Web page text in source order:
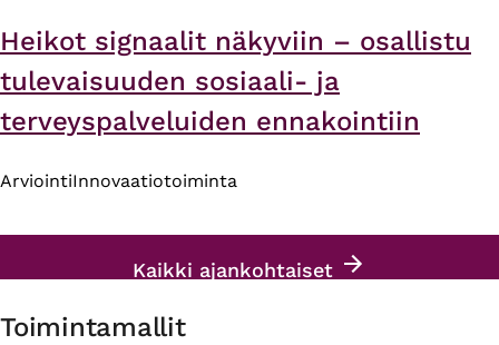
Heikot signaalit näkyviin – osallistu
tulevaisuuden sosiaali- ja
terveyspalveluiden ennakointiin
ArviointiInnovaatiotoiminta
Kaikki ajankohtaiset
Toimintamallit